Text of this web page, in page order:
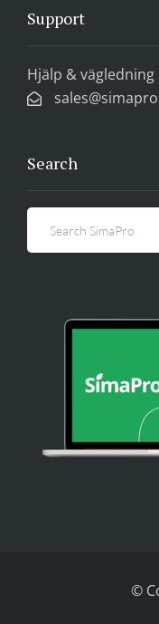
Support
Hjälp & vägledning
Search
©